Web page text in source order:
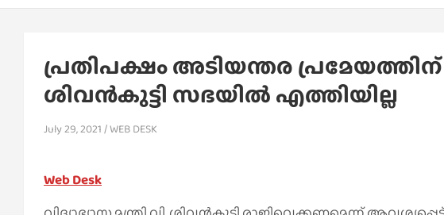
പ്രതിപക്ഷം അടിയന്തര
ശിവന്‍കുട്ടി സഭയില്‍ എത്തിയില്ല
July 29, 2021 WEB DESK
Web Desk